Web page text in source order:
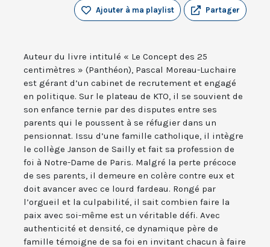
Partager
Ajouter à ma playlist
Auteur du livre intitulé « Le Concept des 25
centimètres » (Panthéon), Pascal Moreau-Luchaire
est gérant d’un cabinet de recrutement et engagé
en politique. Sur le plateau de KTO, il se souvient de
son enfance ternie par des disputes entre ses
parents qui le poussent à se réfugier dans un
pensionnat. Issu d’une famille catholique, il intègre
le collège Janson de Sailly et fait sa profession de
foi à Notre-Dame de Paris. Malgré la perte précoce
de ses parents, il demeure en colère contre eux et
doit avancer avec ce lourd fardeau. Rongé par
l’orgueil et la culpabilité, il sait combien faire la
paix avec soi-même est un véritable défi. Avec
authenticité et densité, ce dynamique père de
famille témoigne de sa foi en invitant chacun à faire